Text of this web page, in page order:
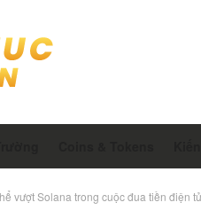
vượt Solana trong cuộc đua tiền điện